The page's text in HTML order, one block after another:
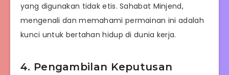
yang digunakan tidak etis. Sahabat Minjend,
mengenali dan memahami permainan ini adalah
kunci untuk bertahan hidup di dunia kerja.
4. Pengambilan Keputusan